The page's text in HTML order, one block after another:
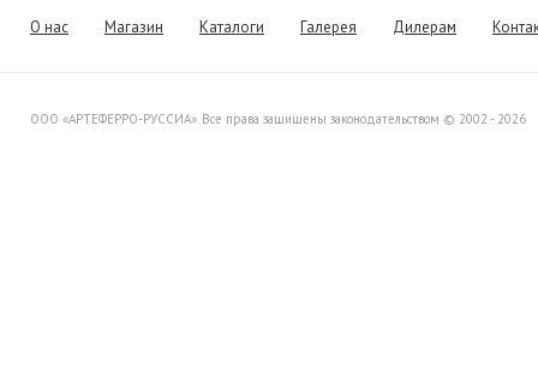
Уважаемые клиенты! Представляем
Вашему вниманию распродажу
О нас Магазин Каталоги Галерея Дилерам
ООО «АРТЕФЕРРО-РУССИА». Все права защищены законодательством © 2002 - 2026